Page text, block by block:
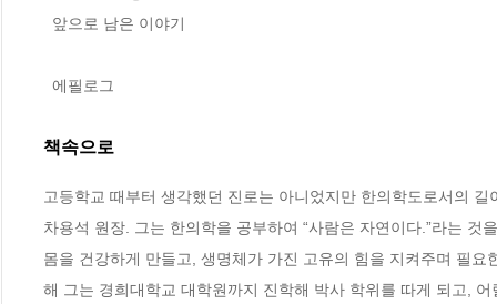
  에필로그
책속으로
고등학교 때부터 생각했던 진로는 아니었지만 한의학도로서의
차용석 원장. 그는 한의학을 공부하여 “사람은 자연이다.”라는
몸을 건강하게 만들고, 생명체가 가진 고유의 힘을 지켜주며 필요
해 그는 경희대학교 대학원까지 진학해 박사 학위를 따게 되고,